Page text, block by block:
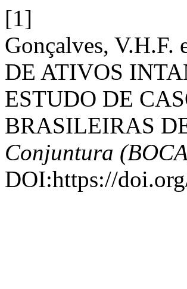
[1]
Gonçalves,
DE ATIVOS
ESTUDO DE
BRASILEIRAS
Conjuntura
DOI:https://